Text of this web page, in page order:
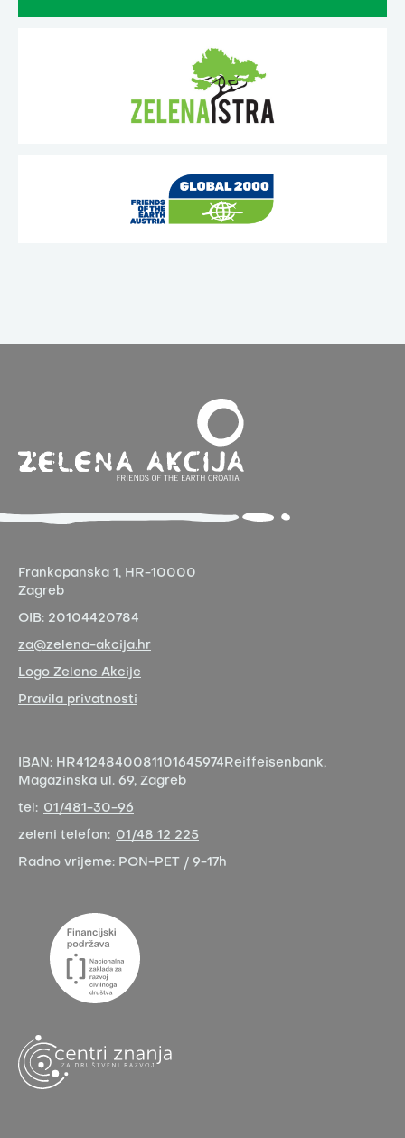
Frankopanska 1, HR-10000
Zagreb
OIB: 20104420784
za@zelena-akcija.hr
Logo Zelene Akcije
Pravila privatnosti
IBAN: HR4124840081101645974 Reiffeisenbank,
Magazinska ul. 69, Zagreb
tel: 01/481-30-96
zeleni telefon: 01/48 12 225
Radno vrijeme: PON-PET / 9-17h